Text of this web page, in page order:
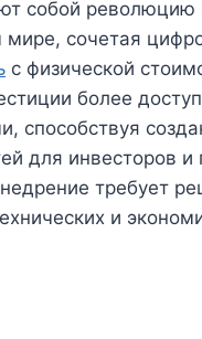
собой революцию
мире, сочетая
с физической
более
способствуя
для инвесторов и
требует
и